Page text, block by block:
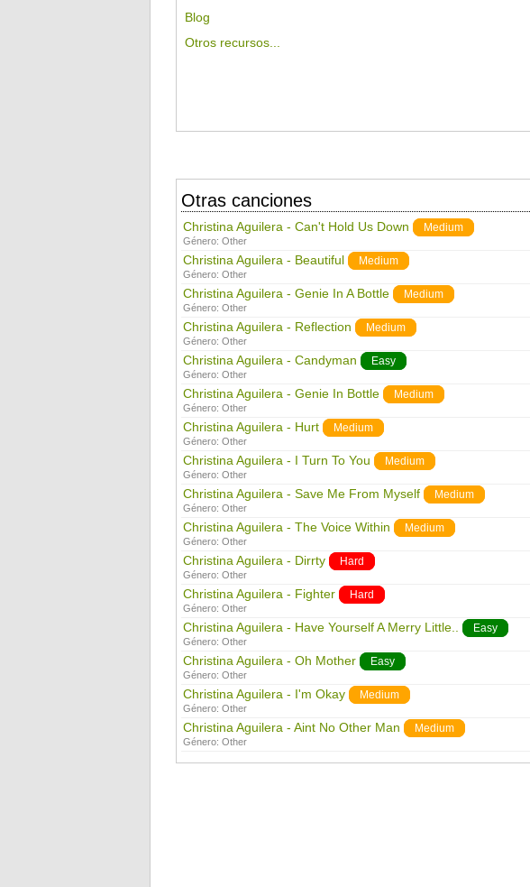
Blog
Otros recursos...
Otras canciones
Christina Aguilera - Can't Hold Us Down Medium
Género: Other
Christina Aguilera - Beautiful Medium
Género: Other
Christina Aguilera - Genie In A Bottle Medium
Género: Other
Christina Aguilera - Reflection Medium
Género: Other
Christina Aguilera - Candyman Easy
Género: Other
Christina Aguilera - Genie In Bottle Medium
Género: Other
Christina Aguilera - Hurt Medium
Género: Other
Christina Aguilera - I Turn To You Medium
Género: Other
Christina Aguilera - Save Me From Myself Medium
Género: Other
Christina Aguilera - The Voice Within Medium
Género: Other
Christina Aguilera - Dirrty Hard
Género: Other
Christina Aguilera - Fighter Hard
Género: Other
Christina Aguilera - Have Yourself A Merry Little.. Easy
Género: Other
Christina Aguilera - Oh Mother Easy
Género: Other
Christina Aguilera - I'm Okay Medium
Género: Other
Christina Aguilera - Aint No Other Man Medium
Género: Other